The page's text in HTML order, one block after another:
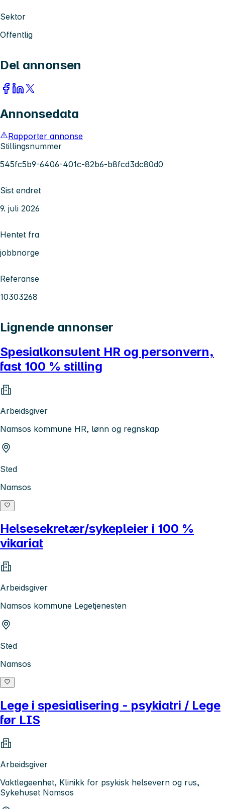
Sektor
Offentlig
Del annonsen
Annonsedata
Rapporter annonse
Stillingsnummer
545fc5b9-6406-401c-82b6-b8fcd3dc80d0
Sist endret
9. juli 2026
Hentet fra
jobbnorge
Referanse
10303268
Lignende annonser
Spesialkonsulent HR og personvern,
fast 100 % stilling
Arbeidsgiver
Namsos kommune HR, lønn og regnskap
Sted
Namsos
Helsesekretær/sykepleier i 100 %
vikariat
Arbeidsgiver
Namsos kommune Legetjenesten
Sted
Namsos
Lege i spesialisering - psykiatri / Lege
før LIS
Arbeidsgiver
Vaktlegeenhet, Klinikk for psykisk helsevern og rus,
Sykehuset Namsos